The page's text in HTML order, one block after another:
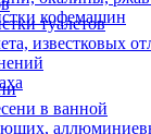
кофемашин
туалетов
известковых
в ванной